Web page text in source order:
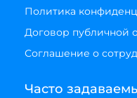
Политика
Договор публичной
Соглашение о
Часто